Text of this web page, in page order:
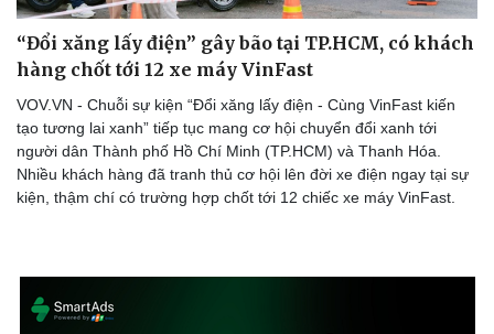
“Đổi xăng lấy điện” gây bão tại TP.HCM, có khách
hàng chốt tới 12 xe máy VinFast
VOV.VN - Chuỗi sự kiện “Đổi xăng lấy điện - Cùng VinFast kiến
tạo tương lai xanh” tiếp tục mang cơ hội chuyển đổi xanh tới
người dân Thành phố Hồ Chí Minh (TP.HCM) và Thanh Hóa.
Nhiều khách hàng đã tranh thủ cơ hội lên đời xe điện ngay tại sự
kiện, thậm chí có trường hợp chốt tới 12 chiếc xe máy VinFast.